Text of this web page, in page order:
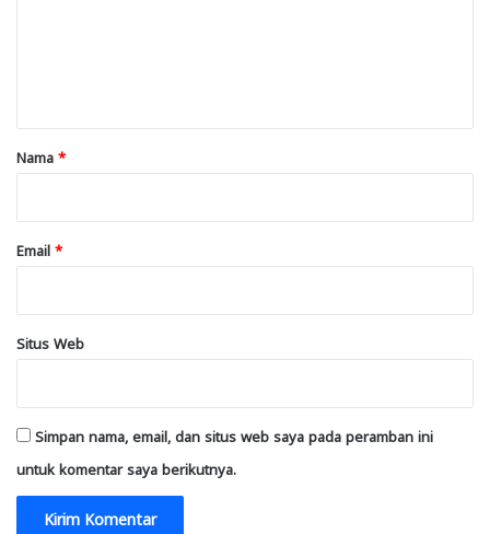
rNama *
Email *
Situs Web
Simpan nama, email, dan situs web saya pada peramban ini
untuk komentar saya berikutnya.